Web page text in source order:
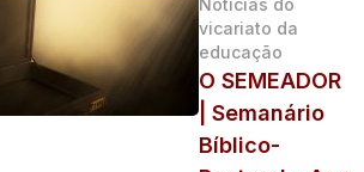
vicariato da
educação
O SEMEADOR
| Semanário
Bíblico-